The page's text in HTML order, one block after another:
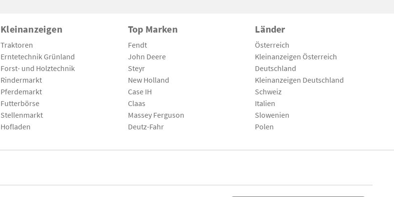
Kleinanzeigen
Traktoren
Erntetechnik Grünland
Forst- und Holztechnik
Rindermarkt
Pferdemarkt
Futterbörse
Stellenmarkt
Hofladen
Top Marken
Fendt
John Deere
Steyr
New Holland
Case IH
Claas
Massey Ferguson
Deutz-Fahr
Länder
Österreich
Kleinanzeigen Österreich
Deutschland
Kleinanzeigen Deutschland
Schweiz
Italien
Slowenien
Polen